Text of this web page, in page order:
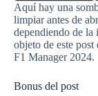
Aquí hay una
limpiar antes de
dependiendo de la
objeto de este post
F1 Manager 2024.
Bonus del post